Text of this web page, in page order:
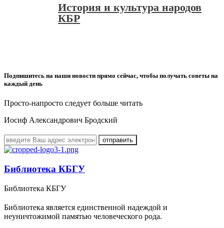
История и культура народов
КБР
Подпишитесь на наши новости прямо сейчас, чтобы получать советы на
каждый день
Просто-напросто следует больше читать
Иосиф Александрович Бродский
Библиотека КБГУ
Библиотека КБГУ
Библиотека является единственной надеждой и
неуничтожимой памятью человеческого рода.